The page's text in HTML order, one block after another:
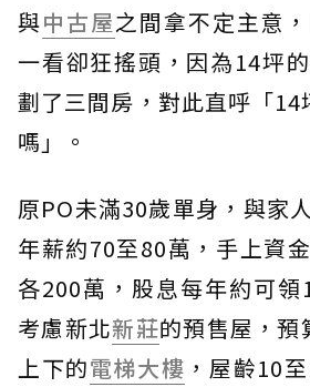
與中古屋之間拿不定主意
一看卻狂搖頭，因為14坪
劃了三間房，對此直呼「14
嗎」。
原PO未滿30歲單身，與家
年薪約70至80萬，手上資
各200萬，股息每年約可
考慮新北新莊的預售屋，
上下的電梯大樓 ，屋齡10